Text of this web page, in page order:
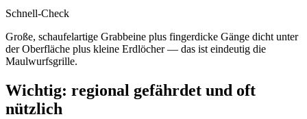
Schnell-Check
Große, schaufelartige Grabbeine plus fingerdicke Gänge dicht unter
der Oberfläche plus kleine Erdlöcher — das ist eindeutig die
Maulwurfsgrille.
Wichtig: regional gefährdet und oft
nützlich